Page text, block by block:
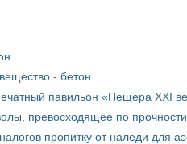
- бетон
павильон «Пещера XXI
превосходящее по
пропитку от наледи для